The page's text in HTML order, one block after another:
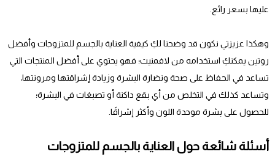
عليها بسعر رائع.
وهكذا عزيزتي نكون قد وضحنا لكِ كيفية العناية بالجسم للمتزوجات وأفضل
روتين يمكنكِ استخدامه من لافمنيت؛ فهو يحتوي على أفضل المنتجات التي
تساعد في الحفاظ على صحة ونضارة البشرة وزيادة إشراقتها ومرونتها،
وتساعد كذلك في التخلص من أي بقع داكنة أو تصبغات في البشرة؛
للحصول على بشرة موحدة اللون وأكثر إشراقًا.
أسئلة شائعة حول العناية بالجسم للمتزوجات